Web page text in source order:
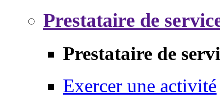
Prestataire de
Prestataire de
Exercer une activité